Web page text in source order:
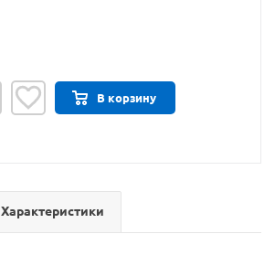
В корзину
Характеристики